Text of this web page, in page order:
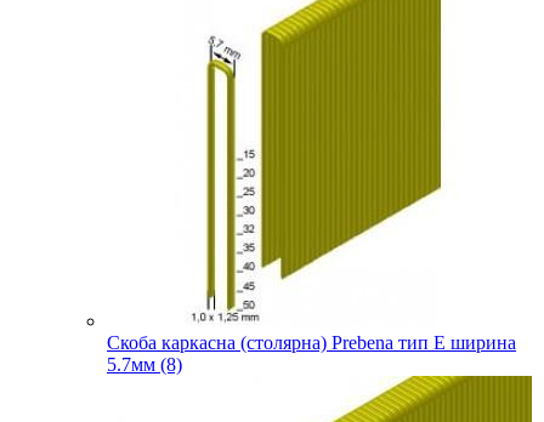
Скоба каркасна (столярна) Prebena тип E ширина
5.7мм (8)